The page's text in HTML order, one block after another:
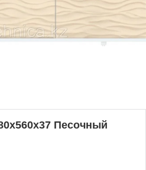
Песочный